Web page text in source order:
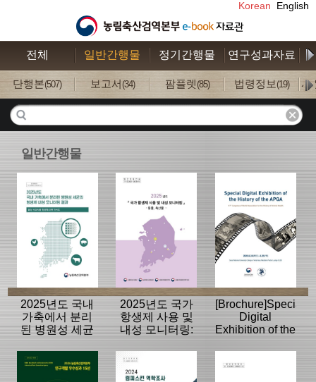
Korean English
전체 일반간행물 정기간행물 연구성과자료
단행본(507) 보고서 (34) 팜플렛 (85) 법령정보(19) 사
일반간행물
2025년도 국내
가축에서 분리
된 병원성 세균
모니터링 결과
2025년도 국가
항생제 사용 및
내성 모니터링:
[Brochure]Special
Digital
Exhibition of the
APQA